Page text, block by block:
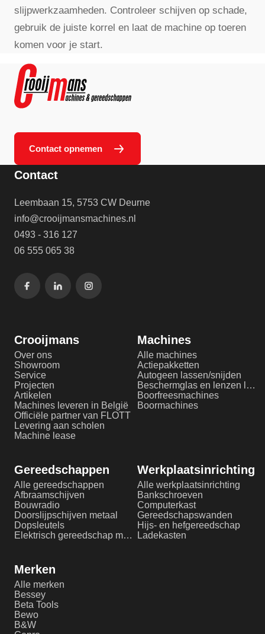
slijpwerkzaamheden. Controleer schijven op schade,
gebruik de juiste korrel en laat de machine op toeren
komen voor je start.
Contact opnemen
Contact
Leembaan 15, 5753 CW Deurne
info@crooijmansmachines.nl
0493 - 316 127
06 555 065 38
Crooijmans
Over ons
Showroom
Service
Projecten
Artikelen
Machines leveren in België
Officiële partner van FLOTT
Levering aan scholen
Machine lease
Machines
Alle machines
Actiepakketten
Autogeen lassen/snijden
Beschermglas en lenzen laserlassen
Boorfreesmachines
Boormachines
Gereedschappen
Alle gereedschappen
Afbraamschijven
Bouwradio
Doorslijpschijven metaal
Dopsleutels
Elektrisch gereedschap metaalbewerking
Werkplaatsinrichting
Alle werkplaatsinrichting
Bankschroeven
Computerkast
Gereedschapswanden
Hijs- en hefgereedschap
Ladekasten
Merken
Alle merken
Bessey
Beta Tools
Bewo
B&W